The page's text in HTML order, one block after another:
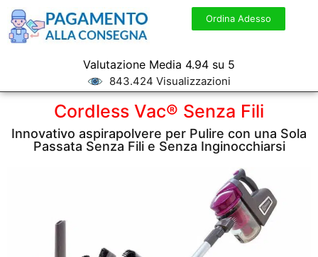
Ordina Adesso
Valutazione Media 4.94 su 5
843.424 Visualizzazioni
Cordless Vac® Senza Fili
Innovativo aspirapolvere per Pulire con una Sola
Passata Senza Fili e Senza Inginocchiarsi